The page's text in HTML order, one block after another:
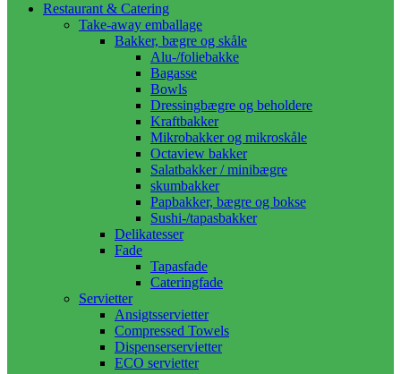
Restaurant & Catering
Take-away emballage
Bakker, bægre og skåle
Alu-/foliebakke
Bagasse
Bowls
Dressingbægre og beholdere
Kraftbakker
Mikrobakker og mikroskåle
Octaview bakker
Salatbakker / minibægre
skumbakker
Papbakker, bægre og bokse
Sushi-/tapasbakker
Delikatesser
Fade
Tapasfade
Cateringfade
Servietter
Ansigtsservietter
Compressed Towels
Dispenserservietter
ECO servietter